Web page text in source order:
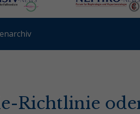
Richtlinie